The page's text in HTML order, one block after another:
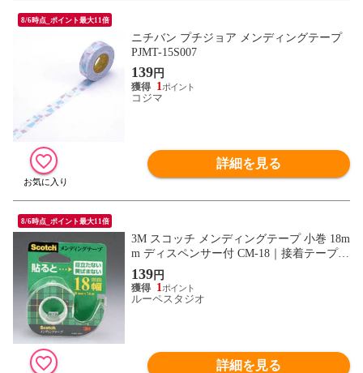
8/6時点_ポイント最大11倍
ニチバン プチジョア メンディングテープ
PJMT-15S007
139円
1
コジマ
詳細を見る
8/6時点_ポイント最大11倍
3M スコッチ メンディングテープ 小巻 18m
m ディスペンサー付 CM-18｜接着テープ
事務用
139円
1
ルーペスタジオ
詳細を見る